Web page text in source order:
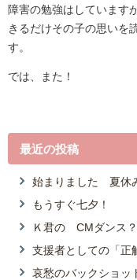
障害の勉強はしています
きるだけその子の思いを
す。
では、また！
最近の投稿
始まりました 夏休
もうすぐ七夕！
Ｋ君の CMダンス？
支援者としての「正
哀愁のバックショッ